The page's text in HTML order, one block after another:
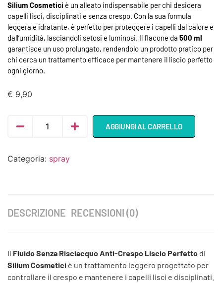
Silium Cosmetici è un alleato indispensabile per chi desidera
capelli lisci, disciplinati e senza crespo. Con la sua formula
leggera e idratante, è perfetto per proteggere i capelli dal calore e
dall’umidità, lasciandoli setosi e luminosi. Il flacone da 500 ml
garantisce un uso prolungato, rendendolo un prodotto pratico per
chi cerca un trattamento efficace per mantenere il liscio perfetto
ogni giorno.
€ 9,90
AGGIUNGI AL CARRELLO
Categoria: spray
DESCRIZIONE RECENSIONI (0)
Il Fluido Senza Risciacquo Anti-Crespo Liscio Perfetto di
Silium Cosmetici è un trattamento leggero progettato per
controllare il crespo e mantenere i capelli lisci e disciplinati.